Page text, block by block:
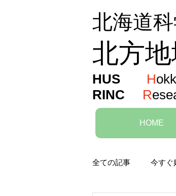
北海道
北方
HUS H
RINC
R
HOME
全ての記事 今すぐ